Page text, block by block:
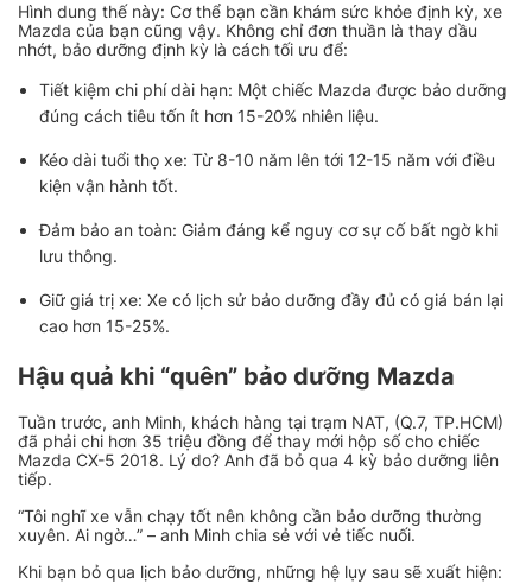
Hình dung thế này: Cơ thể bạn cần khám sức khỏe định kỳ, xe
Mazda của bạn cũng vậy. Không chỉ đơn thuần là thay dầu
nhớt, bảo dưỡng định kỳ là cách tối ưu để:
Tiết kiệm chi phí dài hạn: Một chiếc Mazda được bảo dưỡng
đúng cách tiêu tốn ít hơn 15-20% nhiên liệu.
Kéo dài tuổi thọ xe: Từ 8-10 năm lên tới 12-15 năm với điều
kiện vận hành tốt.
Đảm bảo an toàn: Giảm đáng kể nguy cơ sự cố bất ngờ khi
lưu thông.
Giữ giá trị xe: Xe có lịch sử bảo dưỡng đầy đủ có giá bán lại
cao hơn 15-25%.
Hậu quả khi “quên” bảo dưỡng Mazda
Tuần trước, anh Minh, khách hàng tại trạm NAT, (Q.7, TP.HCM)
đã phải chi hơn 35 triệu đồng để thay mới hộp số cho chiếc
Mazda CX-5 2018. Lý do? Anh đã bỏ qua 4 kỳ bảo dưỡng liên
tiếp.
“Tôi nghĩ xe vẫn chạy tốt nên không cần bảo dưỡng thường
xuyên. Ai ngờ…” – anh Minh chia sẻ với vẻ tiếc nuối.
Khi bạn bỏ qua lịch bảo dưỡng, những hệ lụy sau sẽ xuất hiện: